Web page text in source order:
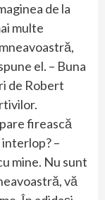
de la
multe
el. – Buna
de Robert
firească
–
mine. Nu sunt
vă